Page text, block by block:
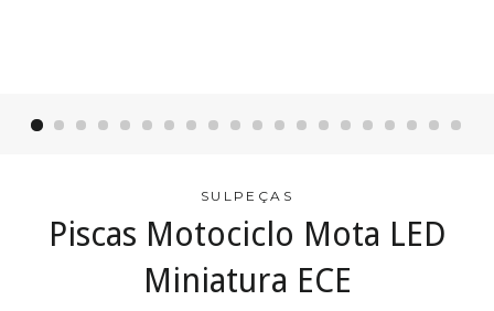
SULPEÇAS
Piscas Motociclo Mota LED
Miniatura ECE